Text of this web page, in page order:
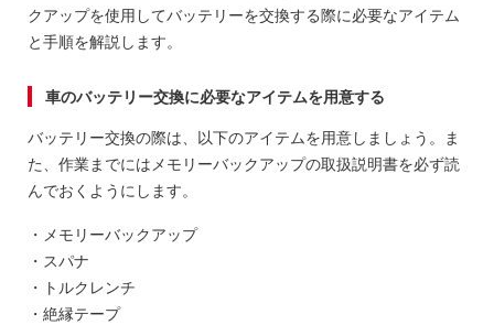
クアップを使用してバッテリーを交換する際に必要なアイテム
と手順を解説します。
車のバッテリー交換に必要なアイテムを用意する
バッテリー交換の際は、以下のアイテムを用意しましょう。ま
た、作業までにはメモリーバックアップの取扱説明書を必ず読
んでおくようにします。
・メモリーバックアップ
・スパナ
・トルクレンチ
・絶縁テープ